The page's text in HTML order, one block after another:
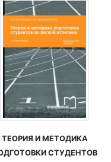
ТЕОРИЯ И МЕТОДИКА
СТУДЕНТОВ